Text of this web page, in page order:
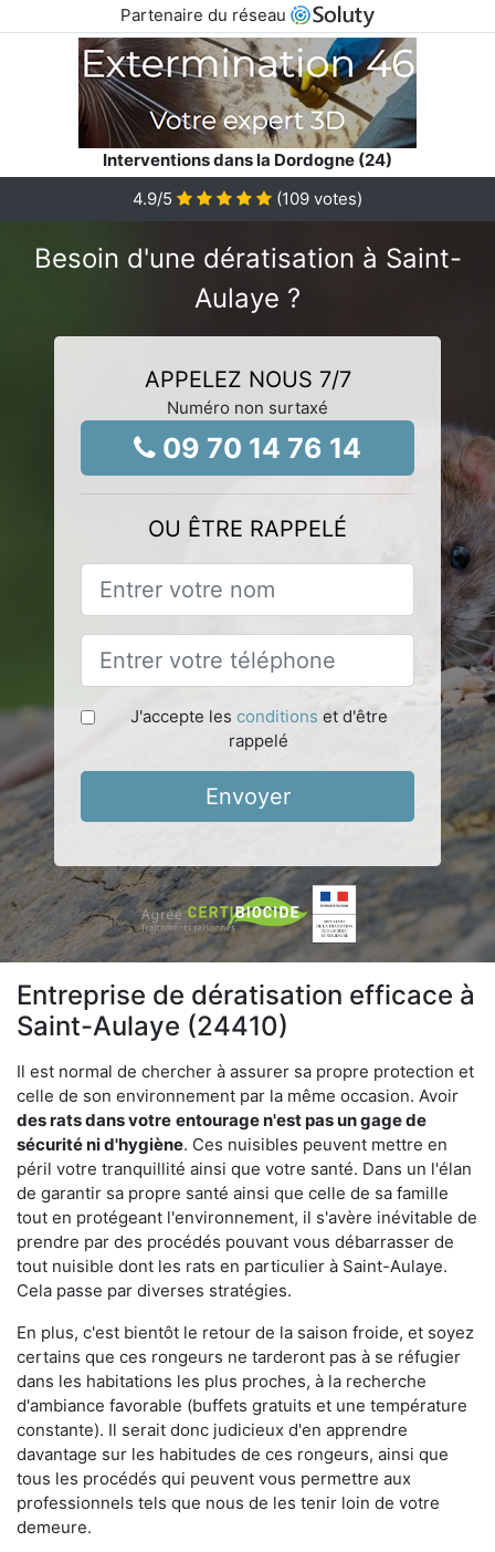
Partenaire du réseau
Interventions dans la Dordogne (24)
4.9/5 (109 votes)
Besoin d'une dératisation à Saint-
Aulaye ?
APPELEZ NOUS 7/7
Numéro non surtaxé
09 70 14 76 14
OU ÊTRE RAPPELÉ
J'accepte les conditions et d'être
rappelé
Envoyer
Entreprise de dératisation efficace à
Saint-Aulaye (24410)
Il est normal de chercher à assurer sa propre protection et
celle de son environnement par la même occasion. Avoir
des rats dans votre entourage n'est pas un gage de
sécurité ni d'hygiène. Ces nuisibles peuvent mettre en
péril votre tranquillité ainsi que votre santé. Dans un l'élan
de garantir sa propre santé ainsi que celle de sa famille
tout en protégeant l'environnement, il s'avère inévitable de
prendre par des procédés pouvant vous débarrasser de
tout nuisible dont les rats en particulier à Saint-Aulaye.
Cela passe par diverses stratégies.
En plus, c'est bientôt le retour de la saison froide, et soyez
certains que ces rongeurs ne tarderont pas à se réfugier
dans les habitations les plus proches, à la recherche
d'ambiance favorable (buffets gratuits et une température
constante). Il serait donc judicieux d'en apprendre
davantage sur les habitudes de ces rongeurs, ainsi que
tous les procédés qui peuvent vous permettre aux
professionnels tels que nous de les tenir loin de votre
demeure.